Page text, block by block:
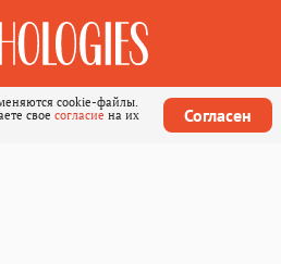
cookie-файлы.
свое согласие на их
Согласен